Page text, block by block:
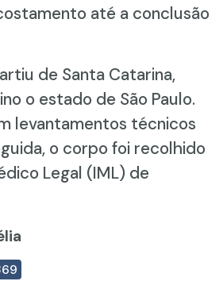
até a conclusão
de Santa Catarina,
o estado de São Paulo.
levantamentos técnicos
o corpo foi recolhido
Legal (IML) de